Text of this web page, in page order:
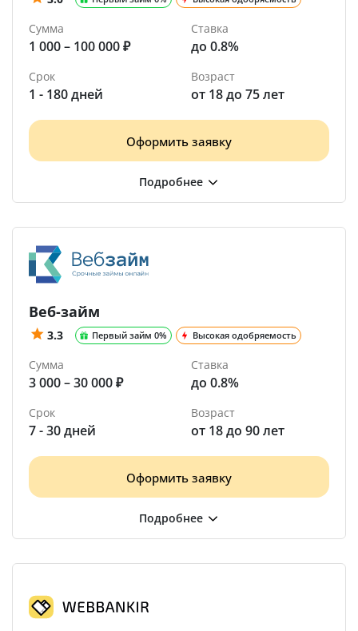
Сумма
1 000 – 100 000 ₽
Ставка
до 0.8%
Срок
1 - 180 дней
Возраст
от 18 до 75 лет
Оформить заявку
Веб-займ
3.3 Первый займ 0% Высокая одобряемость
Сумма
3 000 – 30 000 ₽
Ставка
до 0.8%
Срок
7 - 30 дней
Возраст
от 18 до 90 лет
Оформить заявку